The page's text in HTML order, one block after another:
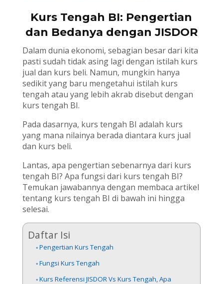
Kurs Tengah BI: Pengertian
dan Bedanya dengan JISDOR
Dalam dunia ekonomi, sebagian besar dari kita
pasti sudah tidak asing lagi dengan istilah kurs
jual dan kurs beli. Namun, mungkin hanya
sedikit yang baru mengetahui istilah kurs
tengah atau yang lebih akrab disebut dengan
kurs tengah BI.
Pada dasarnya, kurs tengah BI adalah kurs
yang mana nilainya berada diantara kurs jual
dan kurs beli.
Lantas, apa pengertian sebenarnya dari kurs
tengah BI? Apa fungsi dari kurs tengah BI?
Temukan jawabannya dengan membaca artikel
tentang kurs tengah BI di bawah ini hingga
selesai.
Daftar Isi
Pengertian Kurs Tengah
Fungsi Kurs Tengah
Kurs Referensi JISDOR Vs Kurs Tengah, Apa